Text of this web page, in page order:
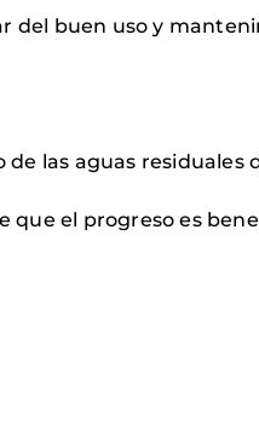
del buen uso y
las aguas residuales
el progreso es